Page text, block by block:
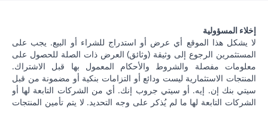
إخلاء المسؤولية
لا يشكل هذا الموقع أي عرض أو استدراج للشراء أو البيع. يجب على
المستثمرين الرجوع إلى وثيقة (وثائق) العرض ذات الصلة للحصول على
معلومات مفصلة والشروط والأحكام المعمول بها قبل الاشتراك.
المنتجات الاستثمارية ليست ودائع أو التزامات بنكية أو مضمونة من قبل
سيتي بنك إن. إيه. أو سيتي جروب إنك. أي من الشركات التابعة لها أو
الشركات التابعة لها ما لم يُذكر على وجه التحديد. لا يتم تأمين المنتجات